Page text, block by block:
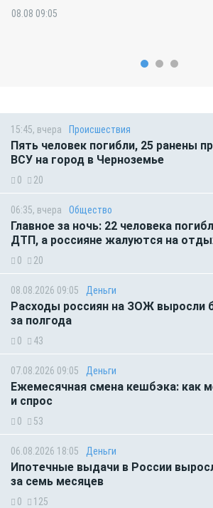
08.08 09:05
15:45, вчера Происшествия
Пять человек погибли, 25 ранены
ВСУ на город в Черноземье
0 20
06:35, вчера Общество
Главное за ночь: 22 человека
ДТП, а россияне жалуются на
0 20
08.08.2026 09:05 Деньги
Расходы россиян на ЗОЖ выросли
за полгода
0 43
07.08.2026 09:05 Деньги
Ежемесячная смена кешбэка: как
и спрос
0 53
06.08.2026 18:05 Деньги
Ипотечные выдачи в России
за семь месяцев
0 125